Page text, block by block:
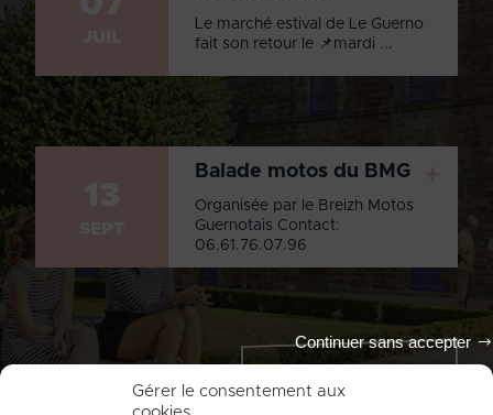
Gérer le consentement aux
Continuer sans accepter
Le marché estival de Le Guerno
fait son retour le 📌mardi ...
Balade motos du BMG
Organisée par le Breizh Motos
Guernotais Contact:
06.61.76.07.96